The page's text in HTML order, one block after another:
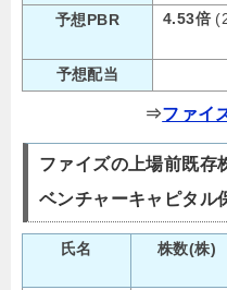
予想PBR
4.53倍
予想配当
⇒ファイ
ファイズの上場前既存
ベンチャーキャピタル
氏名 株数(株)